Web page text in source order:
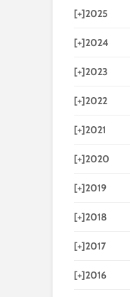
[+]2025
[+]2024
[+]2023
[+]2022
[+]2021
[+]2020
[+]2019
[+]2018
[+]2017
[+]2016